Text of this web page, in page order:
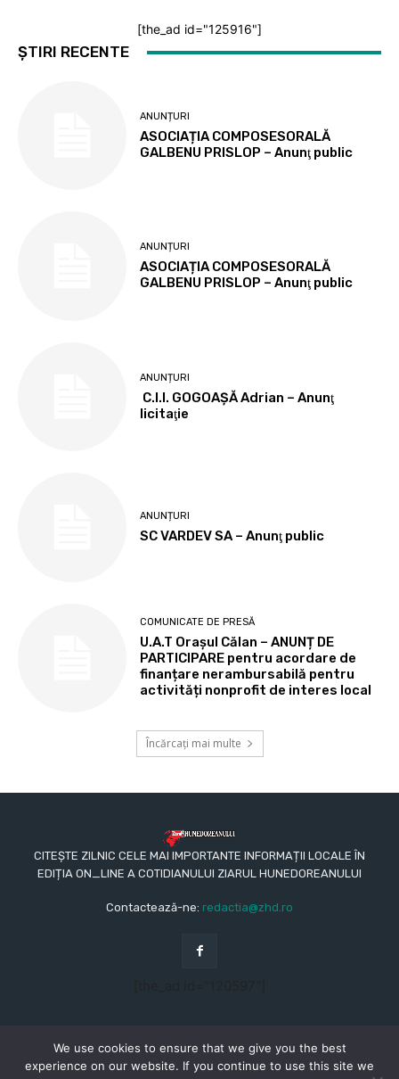
[the_ad id="125916"]
ȘTIRI RECENTE
ANUNȚURI
ASOCIAȚIA COMPOSESORALĂ
GALBENU PRISLOP – Anunţ public
ANUNȚURI
ASOCIAȚIA COMPOSESORALĂ
GALBENU PRISLOP – Anunţ public
ANUNȚURI
C.I.I. GOGOAŞĂ Adrian – Anunţ
licitaţie
ANUNȚURI
SC VARDEV SA – Anunţ public
COMUNICATE DE PRESĂ
U.A.T Orașul Călan – ANUNȚ DE
PARTICIPARE pentru acordare de
finanțare nerambursabilă pentru
activități nonprofit de interes local
Încărcați mai multe
CITEȘTE ZILNIC CELE MAI IMPORTANTE INFORMAȚII LOCALE ÎN
EDIȚIA ON_LINE A COTIDIANULUI ZIARUL HUNEDOREANULUI
Contactează-ne: redactia@zhd.ro
We use cookies to ensure that we give you the best
experience on our website. If you continue to use this site we